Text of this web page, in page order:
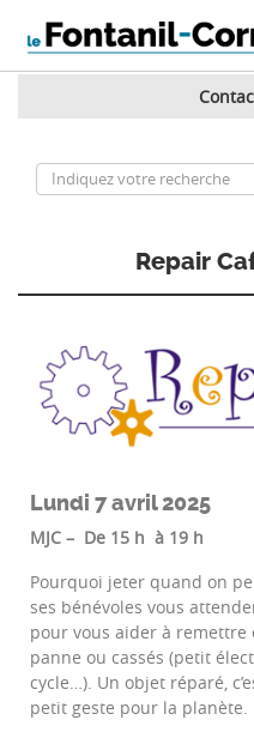
Repair
Lundi 7 avril 2025
MJC – De 15 h à 19 h
Pourquoi jeter quand on
ses bénévoles vous
pour vous aider à
panne ou cassés (petit
cycle…). Un objet réparé,
petit geste pour la planète.